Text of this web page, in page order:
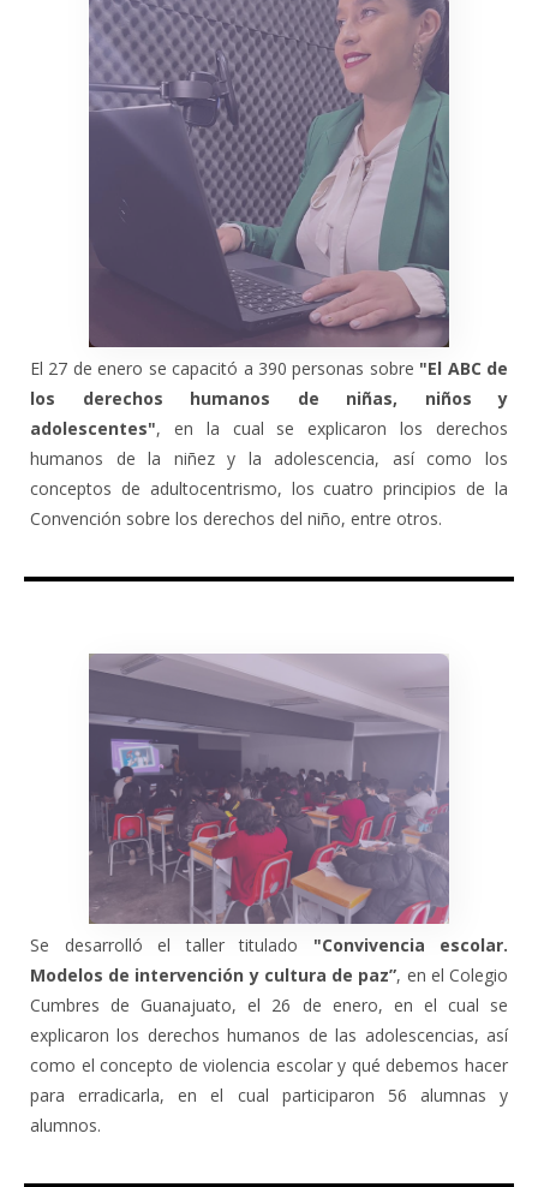
El 27 de enero se capacitó a 390 personas sobre "El ABC de
los derechos humanos de niñas, niños y
adolescentes", en la cual se explicaron los derechos
humanos de la niñez y la adolescencia, así como los
conceptos de adultocentrismo, los cuatro principios de la
Convención sobre los derechos del niño, entre otros.
Se desarrolló el taller titulado "Convivencia escolar.
Modelos de intervención y cultura de paz”, en el Colegio
Cumbres de Guanajuato, el 26 de enero, en el cual se
explicaron los derechos humanos de las adolescencias, así
como el concepto de violencia escolar y qué debemos hacer
para erradicarla, en el cual participaron 56 alumnas y
alumnos.